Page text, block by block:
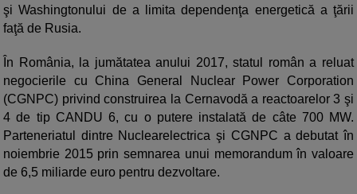
şi Washingtonului de a limita dependenţa energetică a ţării
faţă de Rusia.
În România, la jumătatea anului 2017, statul român a reluat
negocierile cu China General Nuclear Power Corporation
(CGNPC) privind construirea la Cernavodă a reactoarelor 3 şi
4 de tip CANDU 6, cu o putere instalată de câte 700 MW.
Parteneriatul dintre Nuclearelectrica şi CGNPC a debutat în
noiembrie 2015 prin semnarea unui memorandum în valoare
de 6,5 miliarde euro pentru dezvoltare.